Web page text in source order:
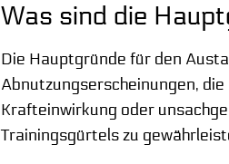
Was sind die
Die Hauptgründe für den
Abnutzungserscheinungen,
Krafteinwirkung oder
Trainingsgürtels zu